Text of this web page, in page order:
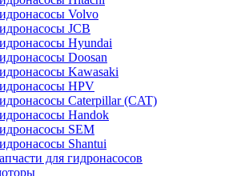
Volvo
JCB
Hyundai
Doosan
Kawasaki
HPV
Caterpillar (CAT)
Handok
SEM
Shantui
для гидронасосов